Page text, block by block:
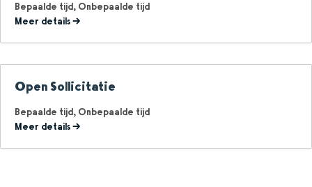
Bepaalde tijd Onbepaalde tijd
Meer details
Open Sollicitatie
Bepaalde tijd Onbepaalde tijd
Meer details